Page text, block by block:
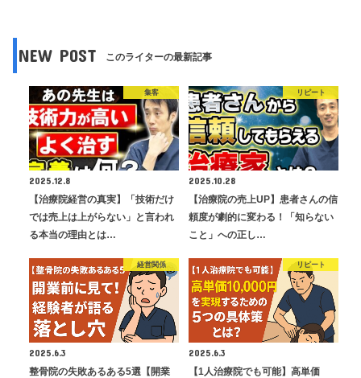
NEW POST このライターの最新記事
集客
2025.12.8
【治療院経営の真実】「技術だけ
では売上は上がらない」と言われ
る本当の理由とは…
リピート
2025.10.28
【治療院の売上UP】患者さんの信
頼度が劇的に変わる！「知らない
こと」への正し…
経営関係
2025.6.3
整骨院の失敗あるある5選【開業
リピート
2025.6.3
【1人治療院でも可能】高単価